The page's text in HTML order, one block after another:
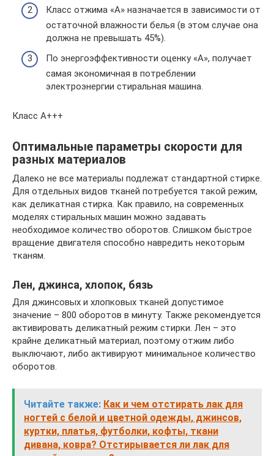
Класс отжима «А» назначается в зависимости от
остаточной влажности белья (в этом случае она
должна не превышать 45%).
По энергоэффективности оценку «А», получает
самая экономичная в потреблении
электроэнергии стиральная машина.
Класс А+++
Оптимальные параметры скорости для
разных материалов
Далеко не все материалы подлежат стандартной стирке.
Для отдельных видов тканей потребуется такой режим,
как деликатная стирка. Как правило, на современных
моделях стиральных машин можно задавать
необходимое количество оборотов. Слишком быстрое
вращение двигателя способно навредить некоторым
тканям.
Лен, джинса, хлопок, бязь
Для джинсовых и хлопковых тканей допустимое
значение – 800 оборотов в минуту. Также рекомендуется
активировать деликатный режим стирки. Лен – это
крайне деликатный материал, поэтому отжим либо
выключают, либо активируют минимальное количество
оборотов.
Читайте также: Как и чем отстирать лак для
ногтей с белой и цветной одежды, джинсов,
куртки, платья, футболки, кофты, ткани
дивана, ковра? Отстирывается ли лак для